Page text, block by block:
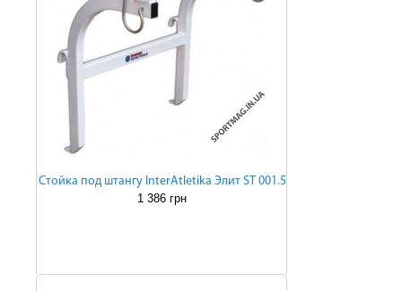
Стойка под штангу InterAtletika Элит ST 001.5
1 386 грн